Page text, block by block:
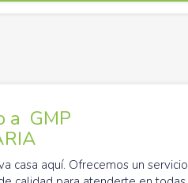
a GMP
casa aquí. Ofrecemos un servicio